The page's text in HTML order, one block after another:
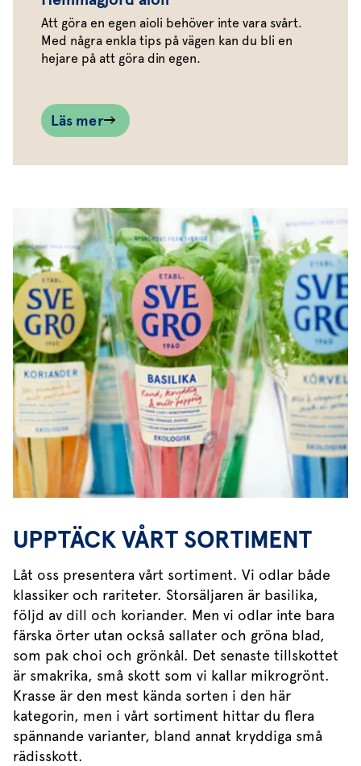
Att göra en egen aioli behöver inte vara svårt.
Med några enkla tips på vägen kan du bli en
hejare på att göra din egen.
Läs mer
UPPTÄCK VÅRT SORTIMENT
Låt oss presentera vårt sortiment. Vi odlar både
klassiker och rariteter. Storsäljaren är basilika,
följd av dill och koriander. Men vi odlar inte bara
färska örter utan också sallater och gröna blad,
som pak choi och grönkål. Det senaste tillskottet
är smakrika, små skott som vi kallar mikrogrönt.
Krasse är den mest kända sorten i den här
kategorin, men i vårt sortiment hittar du flera
spännande varianter, bland annat kryddiga små
rädisskott.